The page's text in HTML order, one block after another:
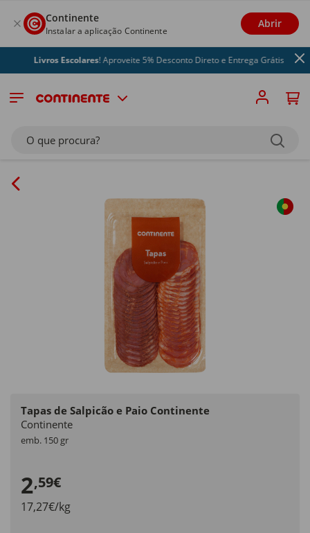
Continente
Instalar a aplicação Continente
Abrir
Livros Escolares! Aproveite 5% Desconto Direto e Entrega Grátis
O que procura?
Tapas de Salpicão e Paio Continente
Continente
emb. 150 gr
2,59€
17,27€/kg